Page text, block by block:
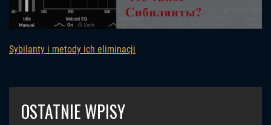
Sybilanty i metody ich eliminacji
OSTATNIE WPISY